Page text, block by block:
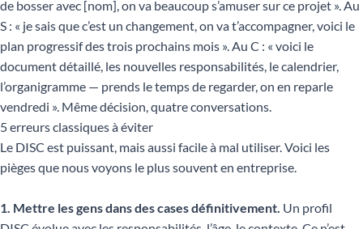
de bosser avec [nom], on va beaucoup s’amuser sur ce projet ». Au
S : « je sais que c’est un changement, on va t’accompagner, voici le
plan progressif des trois prochains mois ». Au C : « voici le
document détaillé, les nouvelles responsabilités, le calendrier,
l’organigramme — prends le temps de regarder, on en reparle
vendredi ». Même décision, quatre conversations.
5 erreurs classiques à éviter
Le DISC est puissant, mais aussi facile à mal utiliser. Voici les
pièges que nous voyons le plus souvent en entreprise.
1. Mettre les gens dans des cases définitivement. Un profil